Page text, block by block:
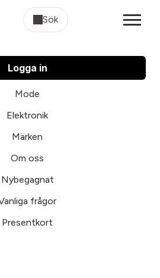
Sök
Logga in
Mode
Elektronik
Märken
Om oss
Nybegagnat
frågor
Presentkort